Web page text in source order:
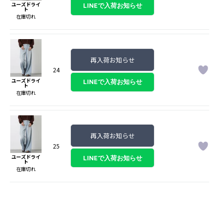
ユーズドライ
ト
在庫切れ
ユーズドライ
ト
在庫切れ
24
再入荷お知らせ
ユーズドライ
ト
在庫切れ
25
再入荷お知らせ